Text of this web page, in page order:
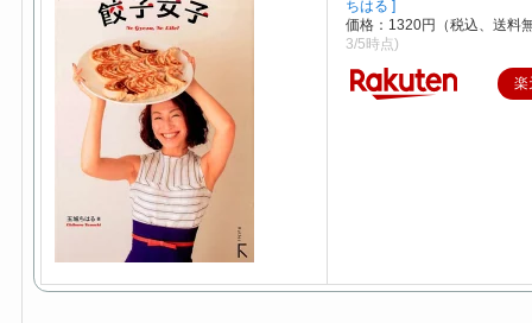
ちはる ]
価格：1320円（税込、送料
3/5時点)
楽